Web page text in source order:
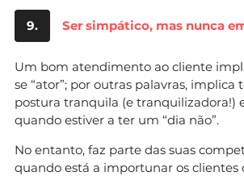
9. Ser simpático, mas nunca
Um bom atendimento ao cliente
se “ator”; por outras palavras, implica
postura tranquila (e tranquilizadora!)
quando estiver a ter um “dia não”.
No entanto, faz parte das suas
quando está a importunar os clientes